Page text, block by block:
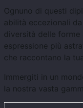
Ognuno di questi
abilità eccezionali
diversità delle
espressione più
che raccontano la
Immergiti in un
la nostra vasta